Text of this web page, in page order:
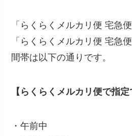
「らくらくメルカリ便 宅急
「らくらくメルカリ便 宅急
間帯は以下の通りです。
【らくらくメルカリ便で指定
・午前中